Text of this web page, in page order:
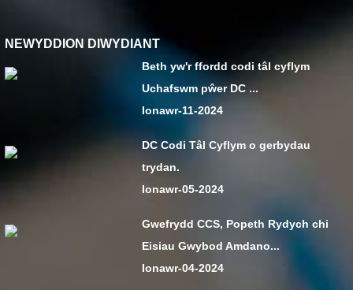
NEWYDDION DIWYDIANT
Beth yw'r ffordd codi tâl cyflym
Uchafswm pŵer DC ...
Ionawr-11-2024
DC Codi Tâl Cyflym o gerbydau
trydan.
Ionawr-05-2024
Gwefrydd CCS, Popeth Rydych chi
Eisiau Gwybod Amdano...
Ionawr-04-2024